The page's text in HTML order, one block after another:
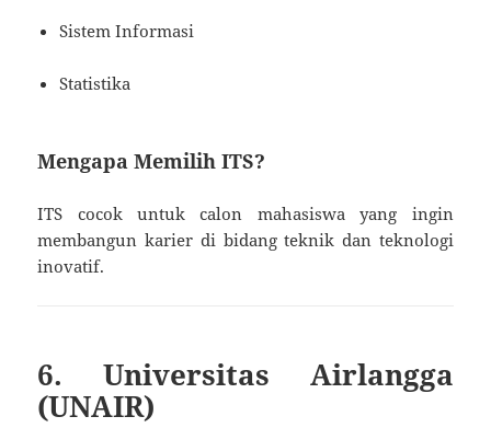
Sistem Informasi
Statistika
Mengapa Memilih ITS?
ITS cocok untuk calon mahasiswa yang ingin
membangun karier di bidang teknik dan teknologi
inovatif.
6. Universitas Airlangga
(UNAIR)